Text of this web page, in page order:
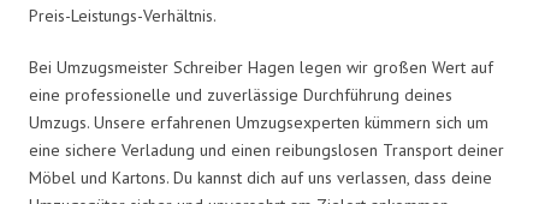
Preis-Leistungs-Verhältnis.
Bei Umzugsmeister Schreiber Hagen legen wir großen Wert auf
eine professionelle und zuverlässige Durchführung deines
Umzugs. Unsere erfahrenen Umzugsexperten kümmern sich um
eine sichere Verladung und einen reibungslosen Transport deiner
Möbel und Kartons. Du kannst dich auf uns verlassen, dass deine